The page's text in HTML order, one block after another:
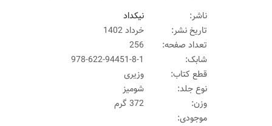
ناشر:
نیکداد
تاریخ نشر:
خرداد 1402
تعداد صفحه:
شابک:
978-622-94451-8-1
قطع کتاب:
وزیری
نوع جلد:
شومیز
وزن:
موجودی: